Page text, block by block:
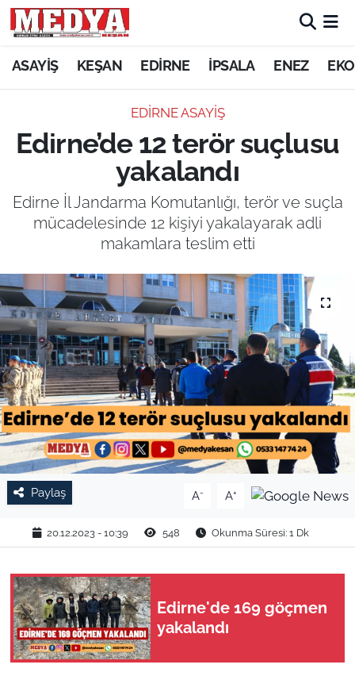
ASAYİŞ KEŞAN EDİRNE İPSALA ENEZ
EDİRNE ASAYİŞ
Edirne’de 12 terör suçlusu
yakalandı
Edirne İl Jandarma Komutanlığı, terör ve suçla
mücadelesinde 12 kişiyi yakalayarak adli
makamlara teslim etti
Paylaş A- A+
20.12.2023 - 10:39 548 Okunma Süresi: 1 Dk
Edirne'de 169 göçmen
yakalandı
KEŞAN
ASAYİŞ
GÜNDEM
SAĞLIK
EĞİTİM
TARIM VE HAYVANCILIK
KÜLTÜR SANAT
RESMİ İLAN
SPOR
YAŞAM
EDİRNE
TEKİRDAĞ
KIRKLARELİ